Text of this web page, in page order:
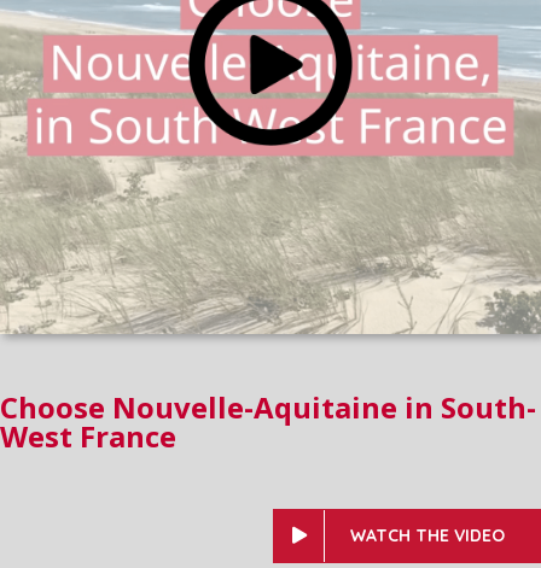
Choose Nouvelle-Aquitaine in South-
West France
WATCH THE VIDEO